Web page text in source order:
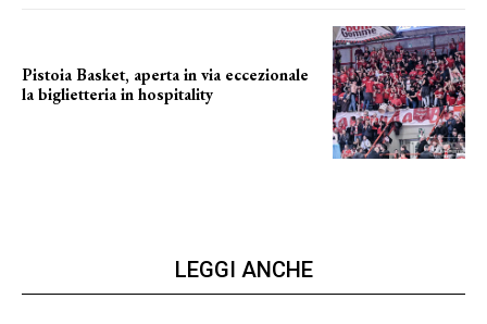
Pistoia Basket, aperta in via eccezionale
la biglietteria in hospitality
LEGGI ANCHE